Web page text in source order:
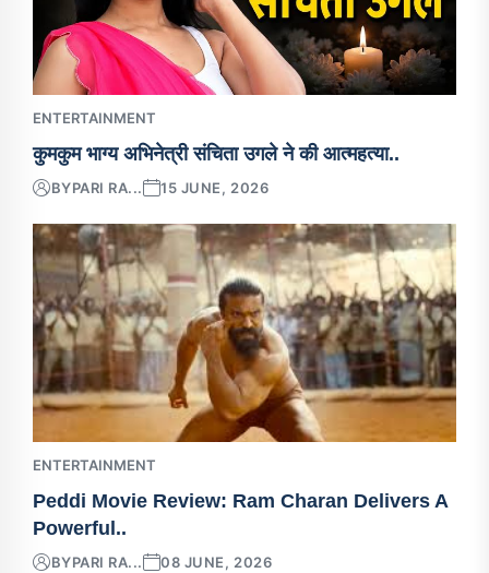
ENTERTAINMENT
कुमकुम भाग्य अभिनेत्री संचिता उगले ने की आत्महत्या..
BYPARI RA... 15 JUNE, 2026
ENTERTAINMENT
Peddi Movie Review: Ram Charan Delivers A
Powerful..
BYPARI RA... 08 JUNE, 2026